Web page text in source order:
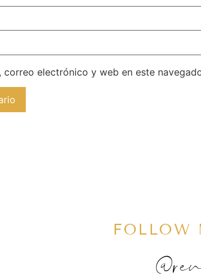
correo electrónico y web en este
FOLLOW